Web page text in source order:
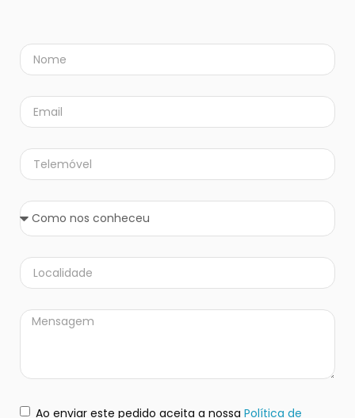
Ao enviar este pedido aceita a nossa Política de